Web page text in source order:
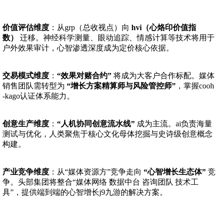
价值评估维度 ：从grp（总收视点）向 hvi（心烙印价值指
数）
迁移。神经科学测量、眼动追踪、情感计算等技术将用于
户外效果审计，心智渗透深度成为定价核心依据。
交易模式维度 ： “效果对赌合约” 将成为大客户合作标配。媒体
销售团队需转型为 “增长方案精算师与风险管控师” ，掌握cooh
-kago认证体系能力。
创意生产维度 ： “人机协同创意流水线” 成为主流。ai负责海量
测试与优化，人类聚焦于核心文化母体挖掘与史诗级创意概念
构建。
产业竞争维度 ：从“媒体资源方”竞争走向 “心智增长生态体” 竞
争。头部集团将整合“媒体网络 数据中台 咨询团队 技术工
具”，提供端到端的心智增长j9九游的解决方案。